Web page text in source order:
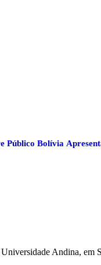
Público Bolívia
Andina, em